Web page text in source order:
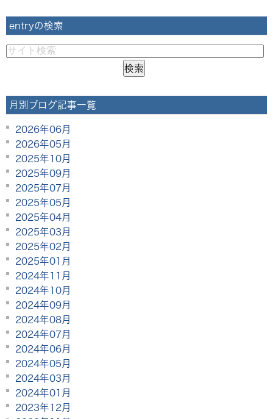
entryの検索
月別ブログ記事一覧
2026年06月
2026年05月
2025年10月
2025年09月
2025年07月
2025年05月
2025年04月
2025年03月
2025年02月
2025年01月
2024年11月
2024年10月
2024年09月
2024年08月
2024年07月
2024年06月
2024年05月
2024年03月
2024年01月
2023年12月